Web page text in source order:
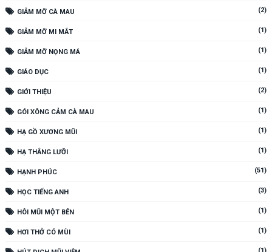
GIẢM MỠ CÀ MAU (2)
GIẢM MỠ MI MẮT (1)
GIẢM MỠ NỌNG MÁ (1)
GIÁO DỤC (1)
GIỚI THIỆU (2)
GÓI XÔNG CẢM CÀ MAU (1)
HẠ GỒ XƯƠNG MŨI (1)
HẠ THẮNG LƯỠI (1)
HẠNH PHÚC (51)
HỌC TIẾNG ANH (3)
HÔI MŨI MỘT BÊN (1)
HƠI THỞ CÓ MÙI (1)